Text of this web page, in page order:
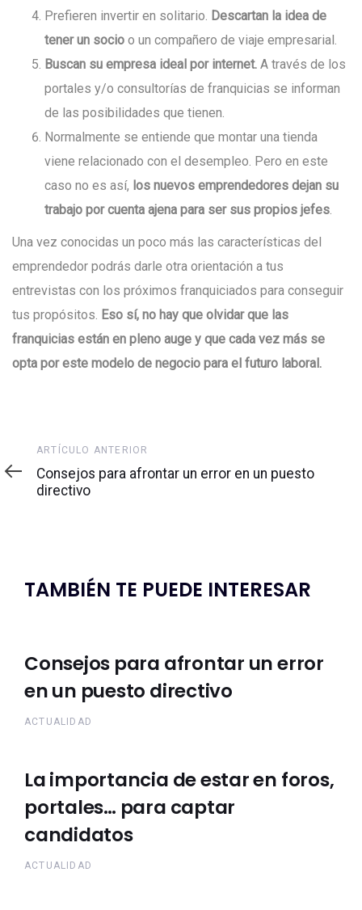
Prefieren invertir en solitario. Descartan la idea de
tener un socio o un compañero de viaje empresarial.
Buscan su empresa ideal por internet. A través de los
portales y/o consultorías de franquicias se informan
de las posibilidades que tienen.
Normalmente se entiende que montar una tienda
viene relacionado con el desempleo. Pero en este
caso no es así, los nuevos emprendedores dejan su
trabajo por cuenta ajena para ser sus propios jefes.
Una vez conocidas un poco más las características del
emprendedor podrás darle otra orientación a tus
entrevistas con los próximos franquiciados para conseguir
tus propósitos. Eso sí, no hay que olvidar que las
franquicias están en pleno auge y que cada vez más se
opta por este modelo de negocio para el futuro laboral.
Artículo
anterior
ARTÍCULO ANTERIOR
Consejos para afrontar un error en un puesto
directivo
TAMBIÉN TE PUEDE INTERESAR
Consejos para afrontar un error
en un puesto directivo
ACTUALIDAD
La importancia de estar en foros,
portales… para captar
candidatos
ACTUALIDAD